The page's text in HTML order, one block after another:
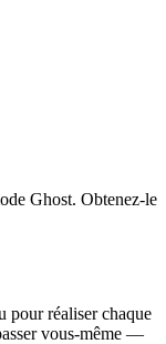
Ghost. Obtenez-le
pour réaliser chaque
vous-même —